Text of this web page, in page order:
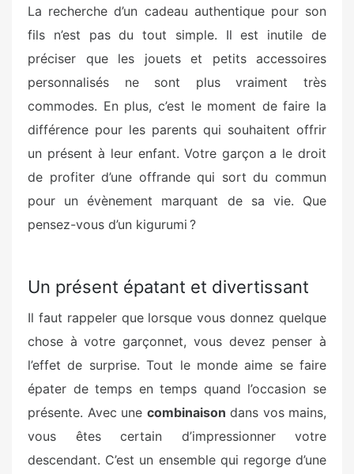
La recherche d’un cadeau authentique pour son
fils n’est pas du tout simple. Il est inutile de
préciser que les jouets et petits accessoires
personnalisés ne sont plus vraiment très
commodes. En plus, c’est le moment de faire la
différence pour les parents qui souhaitent offrir
un présent à leur enfant. Votre garçon a le droit
de profiter d’une offrande qui sort du commun
pour un évènement marquant de sa vie. Que
pensez-vous d’un kigurumi ?
Un présent épatant et divertissant
Il faut rappeler que lorsque vous donnez quelque
chose à votre garçonnet, vous devez penser à
l’effet de surprise. Tout le monde aime se faire
épater de temps en temps quand l’occasion se
présente. Avec une combinaison dans vos mains,
vous êtes certain d’impressionner votre
descendant. C’est un ensemble qui regorge d’une